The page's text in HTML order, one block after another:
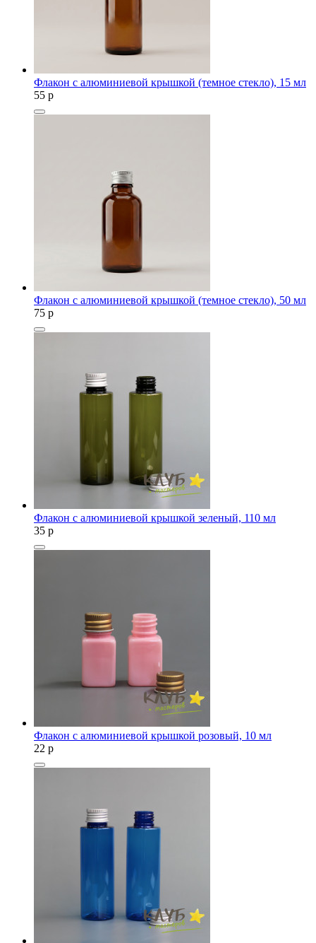
Флакон с алюминиевой крышкой (темное стекло), 15 мл
55 p
Флакон с алюминиевой крышкой (темное стекло), 50 мл
75 p
Флакон с алюминиевой крышкой зеленый, 110 мл
35 p
Флакон с алюминиевой крышкой розовый, 10 мл
22 p